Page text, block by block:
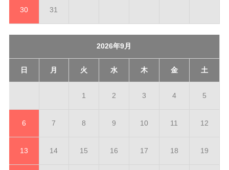
30 31
2026年9月
日 月 火 水 木 金 土
1 2 3 4 5
6 7 8 9 10 11 12
13 14 15 16 17 18 19